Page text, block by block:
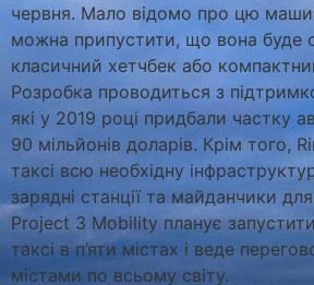
червня. Мало відомо про цю
можна припустити, що вона буде
класичний хетчбек або
Розробка проводиться з
які у 2019 році придбали частку
90 мільйонів доларів. Крім того,
таксі всю необхідну
зарядні станції та майданчики
Project 3 Mobility планує
таксі в п’яти містах і веде
містами по всьому світу.